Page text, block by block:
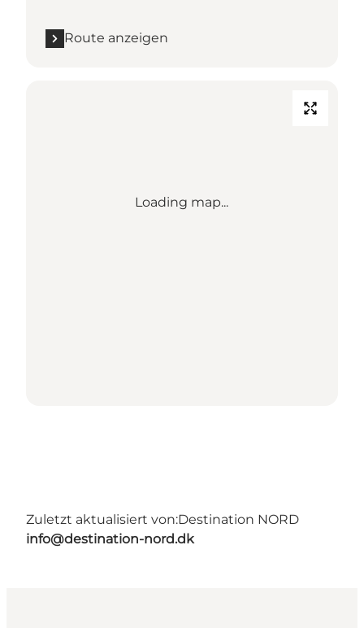
Route anzeigen
Loading map...
Zuletzt aktualisiert von:Destination NORD
info@destination-nord.dk